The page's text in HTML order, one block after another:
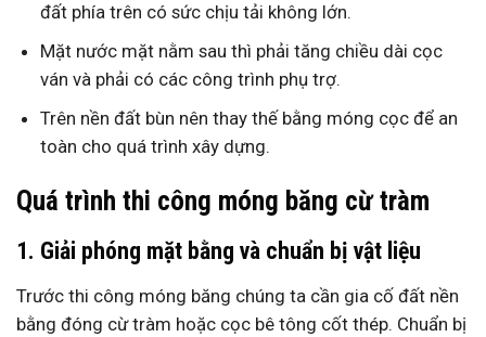
đất phía trên có sức chịu tải không lớn.
Mặt nước mặt nằm sau thì phải tăng chiều dài cọc
ván và phải có các công trình phụ trợ.
Trên nền đất bùn nên thay thế bằng móng cọc để an
toàn cho quá trình xây dựng.
Quá trình thi công móng băng cừ tràm
1. Giải phóng mặt bằng và chuẩn bị vật liệu
Trước thi công móng băng chúng ta cần gia cố đất nền
bằng đóng cừ tràm hoặc cọc bê tông cốt thép. Chuẩn bị